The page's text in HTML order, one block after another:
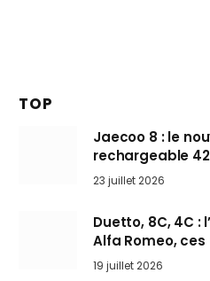
TOP
Jaecoo 8 : le
rechargeable
arrive en Europe
23 juillet 2026
Duetto, 8C, 4C :
Alfa Romeo,
l’art de rouler
19 juillet 2026